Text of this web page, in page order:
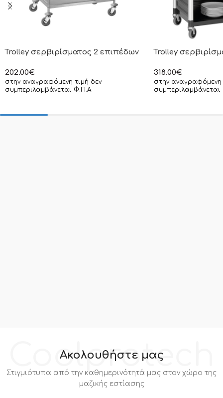
Trolley σερβιρίσματος 2 επιπέδων
202.00€
στην αναγραφόμενη τιμή δεν
συμπεριλαμβάνεται Φ.Π.Α
Trolley
318.00€
στην αναγραφόμενη
Coolprotech
Ακολουθήστε μας
Στιγμιότυπα από την καθημερινότητά μας στον χώρο της
μαζικής εστίασης